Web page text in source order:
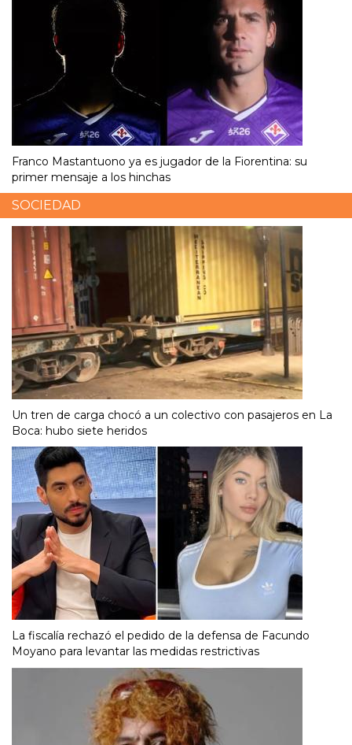
Franco Mastantuono ya es jugador de la Fiorentina: su
primer mensaje a los hinchas
SOCIEDAD
Un tren de carga chocó a un colectivo con pasajeros en La
Boca: hubo siete heridos
La fiscalía rechazó el pedido de la defensa de Facundo
Moyano para levantar las medidas restrictivas